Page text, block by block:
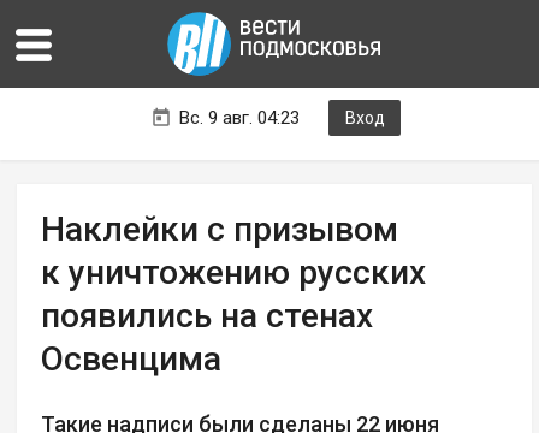
Вс. 9 авг. 04:23 Вход
Наклейки с призывом
к уничтожению русских
появились на стенах
Освенцима
Такие надписи были сделаны 22 июня